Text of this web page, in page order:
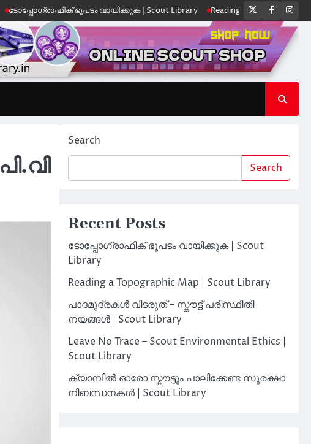
ഭൂപടം വായിക്കുക | Scout Library Reading a Topographic Map | Scout
Twitter
Search
Search
Recent Posts
ടോപ്പോഗ്രാഫിക് ഭൂപടം വായിക്കുക | Scout
Library
Reading a Topographic Map | Scout Library
പാദമുദ്രകൾ വിടരുത് – സ്കൗട്ട് പരിസ്ഥിതി
നയങ്ങൾ | Scout Library
Leave No Trace – Scout Environmental Ethics |
Scout Library
ക്യാമ്പിൽ ഓരോ സ്കൗട്ടും പാലിക്കേണ്ട സുരക്ഷാ
നിബന്ധനകൾ | Scout Library